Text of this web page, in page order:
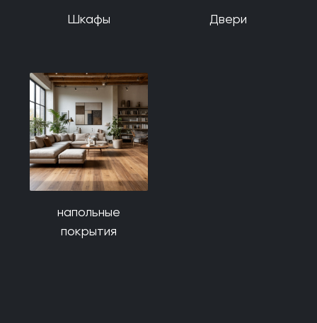
Шкафы Двери
напольные
покрытия